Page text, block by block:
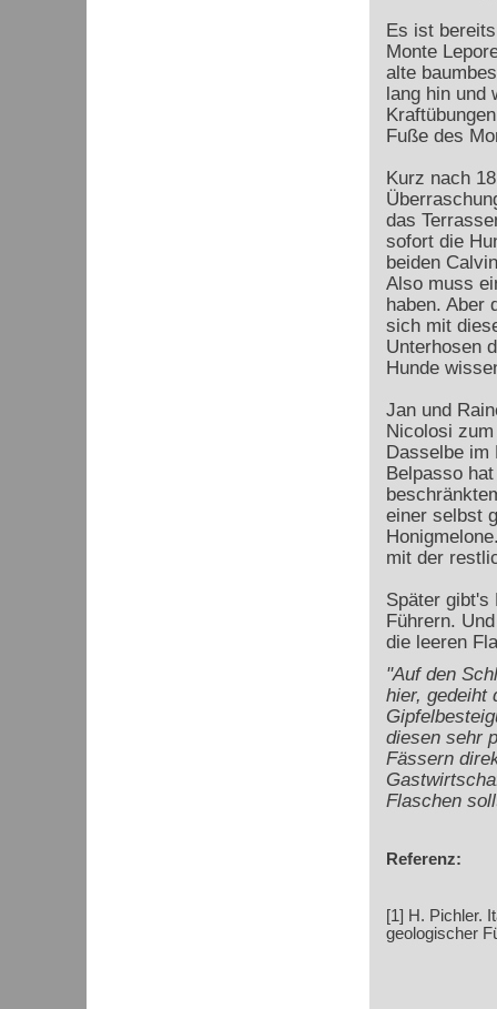
Es ist
Monte
alte
lang hin und
Fuße des
Kurz nach
das
sofort die
beiden
Also muss
haben. Aber
sich mit
Unterhosen
Hunde
Jan und
Nicolosi
Dasselbe im
Belpasso
einer selbst
mit der
Später gibt's
Führern.
die leeren
"Auf den
hier, gedeiht
diesen sehr
Fässern
Flaschen
Referenz:
[1] H. Pichler.
geologischer